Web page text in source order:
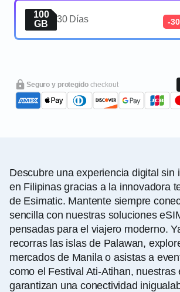
100
GB
30 Días -
Seguro y protegido checkout
Descubre una experiencia digital sin
en Filipinas gracias a la innovadora
de Esimatic. Mantente siempre
sencilla con nuestras soluciones
pensadas para el viajero moderno.
recorras las islas de Palawan,
mercados de Manila o asistas a
como el Festival Ati-Atihan, nuestras
garantizan una conectividad